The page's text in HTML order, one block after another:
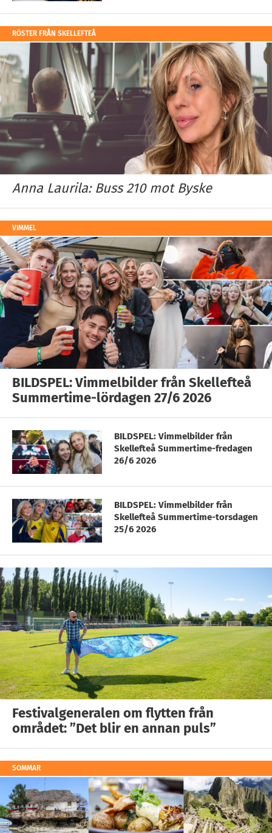
RÖSTER FRÅN SKELLEFTEÅ
Anna Laurila: Buss 210 mot Byske
VIMMEL
BILDSPEL: Vimmelbilder från Skellefteå
Summertime-lördagen 27/6 2026
BILDSPEL: Vimmelbilder från
Skellefteå Summertime-fredagen
26/6 2026
BILDSPEL: Vimmelbilder från
Skellefteå Summertime-torsdagen
25/6 2026
Festivalgeneralen om flytten från
området: ”Det blir en annan puls”
SOMMAR